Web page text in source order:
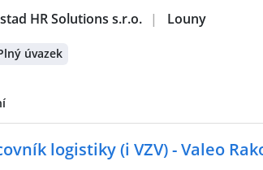
HR Solutions s.r.o. | Louny
úvazek
logistiky (i VZV) - Valeo